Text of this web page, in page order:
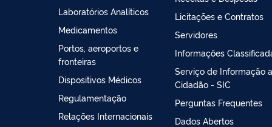
Laboratórios Analíticos
Medicamentos
Portos, aeroportos e
fronteiras
Dispositivos Médicos
Regulamentação
Relações Internacionais
Licitações e Contratos
Servidores
Informações
Serviço de Informação
Cidadão - SIC
Perguntas Frequentes
Dados Abertos